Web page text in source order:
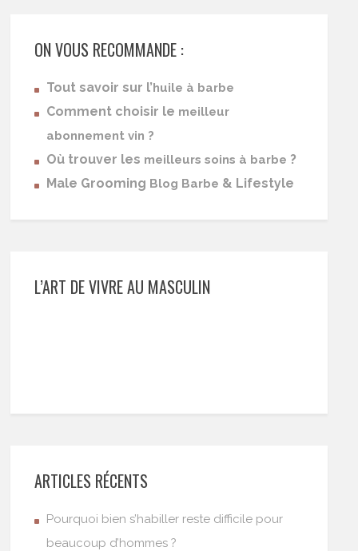
ON VOUS RECOMMANDE :
Tout savoir sur l’huile à barbe
Comment choisir le meilleur
abonnement vin ?
Où trouver les meilleurs soins à barbe ?
Male Grooming Blog Barbe & Lifestyle
L’ART DE VIVRE AU MASCULIN
ARTICLES RÉCENTS
Pourquoi bien s’habiller reste difficile pour
beaucoup d’hommes ?